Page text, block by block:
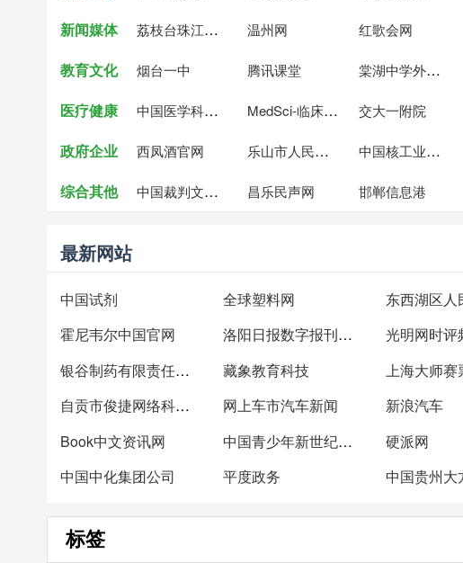
新闻媒体
荔枝台珠江频道 温州网 红歌会网
教育文化 烟台一中 腾讯课堂 棠湖中学外语实验学校
医疗健康
中国医学科学院肿瘤医院 MedSci-临床研究与学术平台 交大一附院
政府企业
西凤酒官网 乐山市人民政府 中国核工业集团公司
综合其他 中国裁判文书网 昌乐民声网 邯郸信息港
最新网站
中国试剂 全球塑料网 东西湖区人
霍尼韦尔中国官网
洛阳日报数字报刊平台 光明网时评
银谷制药有限责任公司
藏象教育科技 上海大师赛
自贡市俊捷网络科技有限责任公司
网上车市汽车新闻 新浪汽车
Book中文资讯网
中国青少年新世纪读书网 硬派网
中国中化集团公司
平度政务
标签